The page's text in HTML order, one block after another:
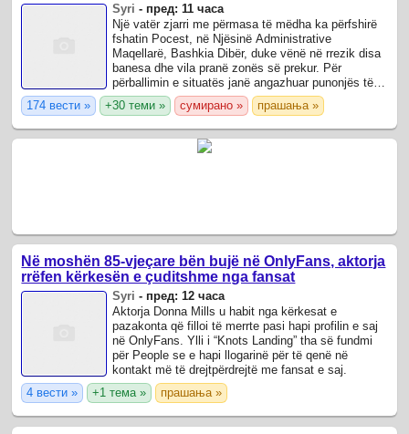
Syri - пред: 11 часа
Një vatër zjarri me përmasa të mëdha ka përfshirë
fshatin Pocest, në Njësinë Administrative
Maqellarë, Bashkia Dibër, duke vënë në rrezik disa
banesa dhe vila pranë zonës së prekur. Për
përballimin e situatës janë angazhuar punonjës të
Bashkisë Dibër, forcat zjarrfikëse, si edhe ...
174 вести » +30 теми » сумирано » прашања »
Në moshën 85-vjeçare bën bujë në OnlyFans, aktorja
rrëfen kërkesën e çuditshme nga fansat
Syri - пред: 12 часа
Aktorja Donna Mills u habit nga kërkesat e
pazakonta që filloi të merrte pasi hapi profilin e saj
në OnlyFans. Ylli i “Knots Landing” tha së fundmi
për People se e hapi llogarinë për të qenë në
kontakt më të drejtpërdrejtë me fansat e saj.
4 вести »
+1 тема » прашања »